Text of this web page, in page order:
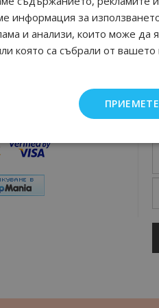
и сигурно
информация за
и анализи, които може да
която са събрали от вашето